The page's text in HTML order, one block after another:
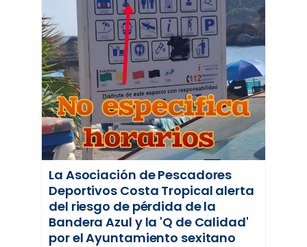
La Asociación de Pescadores
Deportivos Costa Tropical alerta
del riesgo de pérdida de la
Bandera Azul y la 'Q de Calidad'
por el Ayuntamiento sexitano